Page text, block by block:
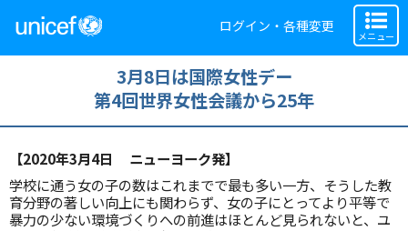
ログイン・各種変更
メニュー
3月8日は国際女性デー
第4回世界女性会議から25年
【2020年3月4日 ニューヨーク発】
学校に通う女の子の数はこれまでで最も多い一方、そうした教
育分野の著しい向上にも関わらず、女の子にとってより平等で
暴力の少ない環境づくりへの前進はほとんど見られないと、ユ